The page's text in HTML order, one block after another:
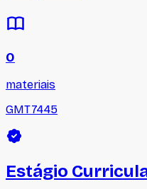
0
materiais
GMT7445
Estágio